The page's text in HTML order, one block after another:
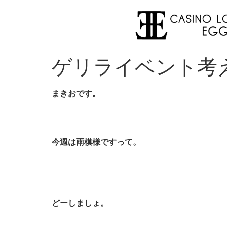
ゲリライベント考
まきおです。
今週は雨模様ですって。
どーしましょ。